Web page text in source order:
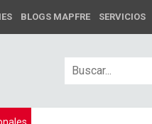
BLOGS MAPFRE SERVICIOS